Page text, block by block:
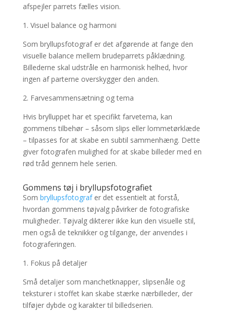
afspejler parrets fælles vision.
1. Visuel balance og harmoni
Som bryllupsfotograf er det afgørende at fange den
visuelle balance mellem brudeparrets påklædning.
Billederne skal udstråle en harmonisk helhed, hvor
ingen af parterne overskygger den anden.
2. Farvesammensætning og tema
Hvis brylluppet har et specifikt farvetema, kan
gommens tilbehør – såsom slips eller lommetørklæde
– tilpasses for at skabe en subtil sammenhæng. Dette
giver fotografen mulighed for at skabe billeder med en
rød tråd gennem hele serien.
Gommens tøj i bryllupsfotografiet
Som bryllupsfotografer det essentielt at forstå,
hvordan gommens tøjvalg påvirker de fotografiske
muligheder. Tøjvalg dikterer ikke kun den visuelle stil,
men også de teknikker og tilgange, der anvendes i
fotograferingen.
1. Fokus på detaljer
Små detaljer som manchetknapper, slipsenåle og
teksturer i stoffet kan skabe stærke nærbilleder, der
tilføjer dybde og karakter til billedserien.